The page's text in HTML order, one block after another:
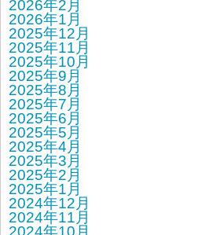
2026年2月
2026年1月
2025年12月
2025年11月
2025年10月
2025年9月
2025年8月
2025年7月
2025年6月
2025年5月
2025年4月
2025年3月
2025年2月
2025年1月
2024年12月
2024年11月
2024年10月